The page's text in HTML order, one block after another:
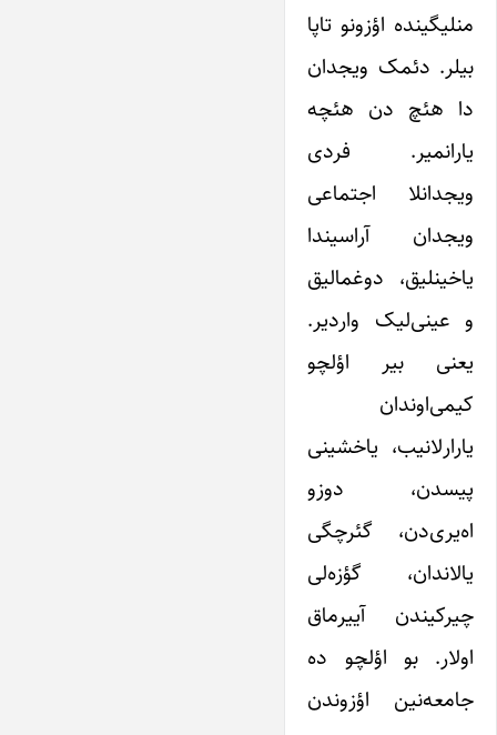
منلیگینده اؤزونو تاپا
بیلر. دئمک ویجدان
دا هئچ دن هئچه
یارانمیر. فردی
ویجدانلا اجتماعی
ویجدان آراسیندا
یاخینلیق، دوغمالیق
و عینی‌لیک واردیر.
یعنی بیر اؤلچو
کیمی‌اوندان
یارارلانیب، یاخشینی
پیسدن، دوزو
اه‌یری‌دن، گئرچگی
یالاندان، گؤزه‌لی
چیرکیندن آییرماق
اولار. بو اؤلچو ده
جامعه‌‌نین اؤزوندن